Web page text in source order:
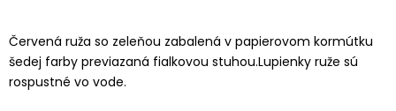
Červená ruža so zeleňou zabalená v papierovom kormútku
šedej farby previazaná fialkovou stuhou.Lupienky ruže sú
rospustné vo vode.